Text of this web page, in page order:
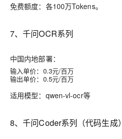
免费额度：各100万Tokens。
7、千问OCR系列
中国内地部署：
输入单价：0.3元/百万
输出单价：0.5元/百万
适用模型：qwen-vl-ocr等
8、千问Coder系列（代码生成）